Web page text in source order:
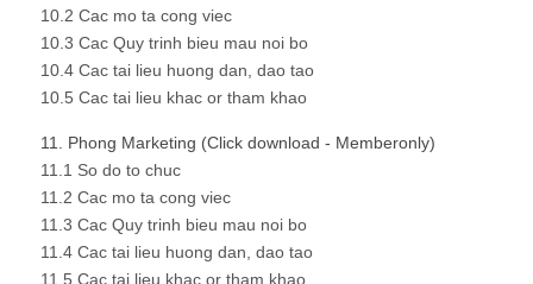
10.2 Cac mo ta cong viec
10.3 Cac Quy trinh bieu mau noi bo
10.4 Cac tai lieu huong dan, dao tao
10.5 Cac tai lieu khac or tham khao
11. Phong Marketing (Click download - Memberonly)
11.1 So do to chuc
11.2 Cac mo ta cong viec
11.3 Cac Quy trinh bieu mau noi bo
11.4 Cac tai lieu huong dan, dao tao
11.5 Cac tai lieu khac or tham khao